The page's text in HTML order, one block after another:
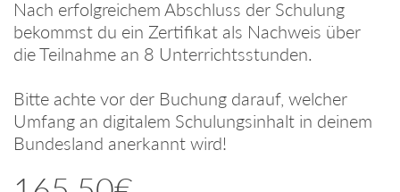
Nach erfolgreichem Abschluss der Schulung
bekommst du ein Zertifikat als Nachweis über
die Teilnahme an 8 Unterrichtsstunden.
Bitte achte vor der Buchung darauf, welcher
Umfang an digitalem Schulungsinhalt in deinem
Bundesland anerkannt wird!